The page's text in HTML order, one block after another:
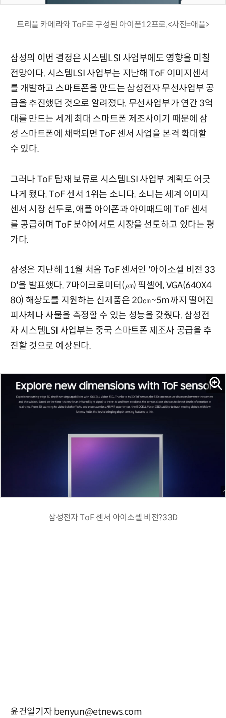
트리플 카메라와 ToF로 구성된 아이폰12프로.<사진=애플>
삼성의 이번 결정은 시스템LSI 사업부에도 영향을 미칠
전망이다. 시스템LSI 사업부는 지난해 ToF 이미지센서
를 개발하고 스마트폰을 만드는 삼성전자 무선사업부 공
급을 추진했던 것으로 알려졌다. 무선사업부가 연간 3억
대를 만드는 세계 최대 스마트폰 제조사이기 때문에 삼
성 스마트폰에 채택되면 ToF 센서 사업을 본격 확대할
수 있다.
그러나 ToF 탑재 보류로 시스템LSI 사업부 계획도 어긋
나게 됐다. ToF 센서 1위는 소니다. 소니는 세계 이미지
센서 시장 선두로, 애플 아이폰과 아이패드에 ToF 센서
를 공급하며 ToF 분야에서도 시장을 선도하고 있다는 평
가다.
삼성은 지난해 11월 처음 ToF 센서인 '아이소셀 비전 33
D'을 발표했다. 7마이크로미터(㎛) 픽셀에, VGA(640X4
80) 해상도를 지원하는 신제품은 20㎝~5m까지 떨어진
피사체나 사물을 측정할 수 있는 성능을 갖췄다. 삼성전
자 시스템LSI 사업부는 중국 스마트폰 제조사 공급을 추
진할 것으로 예상된다.
삼성전자 ToF 센서 아이소셀 비전?33D
윤건일기자 benyun@etnews.com